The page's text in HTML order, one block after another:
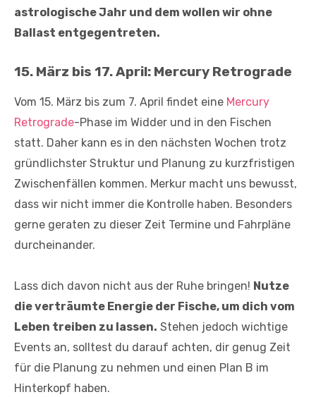
astrologische Jahr und dem wollen wir ohne
Ballast entgegentreten.
15. März bis 17. April: Mercury Retrograde
Vom 15. März bis zum 7. April findet eine Mercury
Retrograde-Phase im Widder und in den Fischen
statt. Daher kann es in den nächsten Wochen trotz
gründlichster Struktur und Planung zu kurzfristigen
Zwischenfällen kommen. Merkur macht uns bewusst,
dass wir nicht immer die Kontrolle haben. Besonders
gerne geraten zu dieser Zeit Termine und Fahrpläne
durcheinander.
Lass dich davon nicht aus der Ruhe bringen! Nutze
die verträumte Energie der Fische, um dich vom
Leben treiben zu lassen. Stehen jedoch wichtige
Events an, solltest du darauf achten, dir genug Zeit
für die Planung zu nehmen und einen Plan B im
Hinterkopf haben.